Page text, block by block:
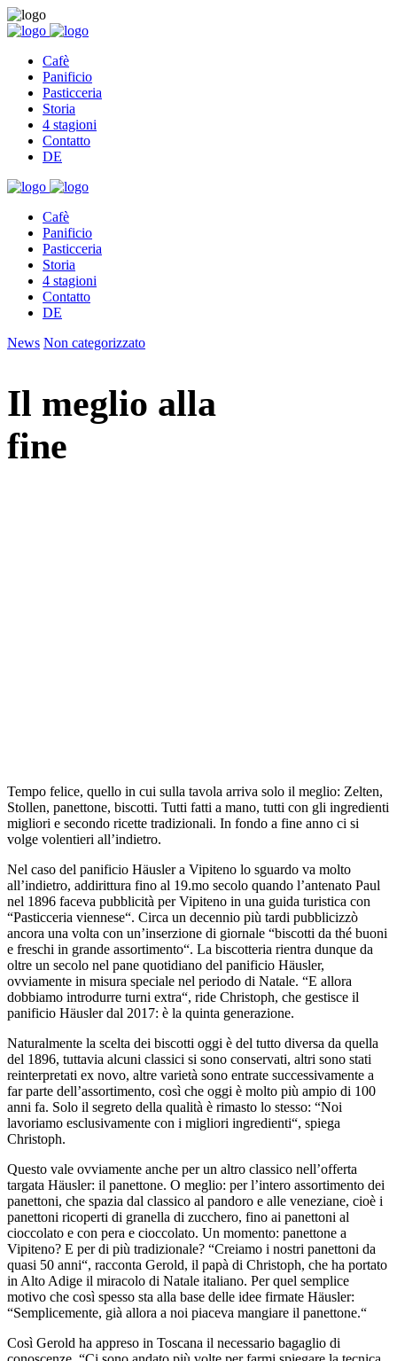
Cafè
Panificio
Pasticceria
Storia
4 stagioni
Contatto
DE
Cafè
Panificio
Pasticceria
Storia
4 stagioni
Contatto
DE
News Non categorizzato
Il meglio alla
fine
Tempo felice, quello in cui sulla tavola arriva solo il meglio: Zelten,
Stollen, panettone, biscotti. Tutti fatti a mano, tutti con gli ingredienti
migliori e secondo ricette tradizionali. In fondo a fine anno ci si
volge volentieri all’indietro.
Nel caso del panificio Häusler a Vipiteno lo sguardo va molto
all’indietro, addirittura fino al 19.mo secolo quando l’antenato Paul
nel 1896 faceva pubblicità per Vipiteno in una guida turistica con
“Pasticceria viennese“. Circa un decennio più tardi pubblicizzò
ancora una volta con un’inserzione di giornale “biscotti da thé buoni
e freschi in grande assortimento“. La biscotteria rientra dunque da
oltre un secolo nel pane quotidiano del panificio Häusler,
ovviamente in misura speciale nel periodo di Natale. “E allora
dobbiamo introdurre turni extra“, ride Christoph, che gestisce il
panificio Häusler dal 2017: è la quinta generazione.
Naturalmente la scelta dei biscotti oggi è del tutto diversa da quella
del 1896, tuttavia alcuni classici si sono conservati, altri sono stati
reinterpretati ex novo, altre varietà sono entrate successivamente a
far parte dell’assortimento, così che oggi è molto più ampio di 100
anni fa. Solo il segreto della qualità è rimasto lo stesso: “Noi
lavoriamo esclusivamente con i migliori ingredienti“, spiega
Christoph.
Questo vale ovviamente anche per un altro classico nell’offerta
targata Häusler: il panettone. O meglio: per l’intero assortimento dei
panettoni, che spazia dal classico al pandoro e alle veneziane, cioè i
panettoni ricoperti di granella di zucchero, fino ai panettoni al
cioccolato e con pera e cioccolato. Un momento: panettone a
Vipiteno? E per di più tradizionale? “Creiamo i nostri panettoni da
quasi 50 anni“, racconta Gerold, il papà di Christoph, che ha portato
in Alto Adige il miracolo di Natale italiano. Per quel semplice
motivo che così spesso sta alla base delle idee firmate Häusler:
“Semplicemente, già allora a noi piaceva mangiare il panettone.“
Così Gerold ha appreso in Toscana il necessario bagaglio di